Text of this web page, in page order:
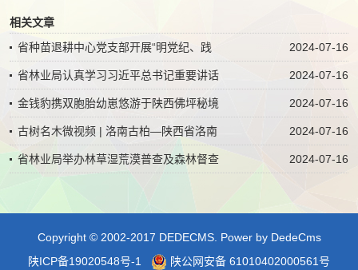
相关文章
2024-07-16
省种苗退耕中心党支部开展“明党纪、践
2024-07-16
省林业局认真学习习近平总书记重要讲话
2024-07-16
金钱豹携双胞胎幼崽悠游于陕西佛坪秘境
2024-07-16
古树名木微视频 | 洛南古柏—陕西省洛南
2024-07-16
省林业局举办林草湿荒漠普查及森林督查
Copyright © 2002-2017 DEDECMS. Power by DedeCms
陕ICP备19020548号-1
陕公网安备 61010402000561号